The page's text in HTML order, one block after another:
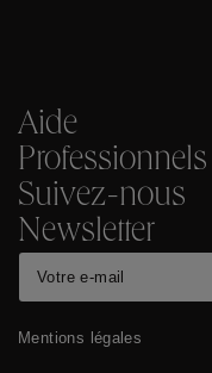
Aide
Professionnels
Suivez-nous
Newsletter
Mentions légales